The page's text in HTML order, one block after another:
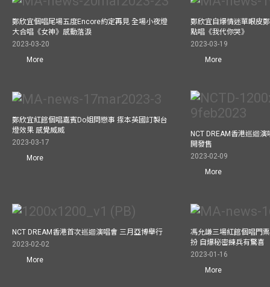
鄭欣宜個唱尾場五度Encore約定再見 全場小夜燈
大合唱《女神》感動落淚
2023-03-20
More
鄭欣宜自爆情迷單眼皮
點唱《我代你哭》
2023-03-19
More
鄭欣宜紅館個唱嘉賓Do姐問戀事 揼本英國訂製台
燈效果 感覺威威
2023-03-17
More
NCT DREAM香港巡迴
開發售
2023-02-09
More
NCT DREAM香港首次巡迴演唱會 三月亞博舉行
2023-02-02
More
馮允謙三場紅館個唱門
扮 自爆秘密練兵有驚喜
2023-01-16
More